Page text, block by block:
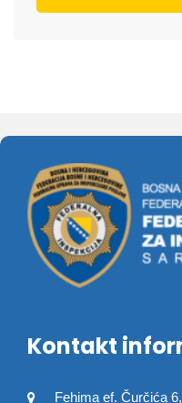
Kontakt
Fehima ef. Čurčića